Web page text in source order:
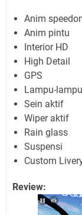
Anim
Anim pintu
Interior HD
High Detail
GPS
Lampu-
Sein aktif
Wiper aktif
Rain glass
Suspensi
Custom
Review: